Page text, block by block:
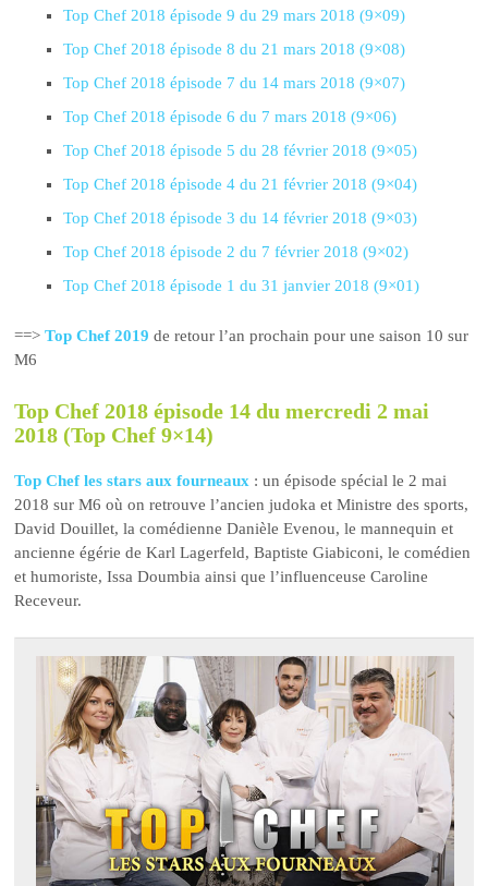
Top Chef 2018 épisode 9 du 29 mars 2018 (9×09)
Top Chef 2018 épisode 8 du 21 mars 2018 (9×08)
Top Chef 2018 épisode 7 du 14 mars 2018 (9×07)
Top Chef 2018 épisode 6 du 7 mars 2018 (9×06)
Top Chef 2018 épisode 5 du 28 février 2018 (9×05)
Top Chef 2018 épisode 4 du 21 février 2018 (9×04)
Top Chef 2018 épisode 3 du 14 février 2018 (9×03)
Top Chef 2018 épisode 2 du 7 février 2018 (9×02)
Top Chef 2018 épisode 1 du 31 janvier 2018 (9×01)
==>Top Chef 2019 de retour l’an prochain pour une saison 10 sur
M6
Top Chef 2018 épisode 14 du mercredi 2 mai
2018 (Top Chef 9×14)
Top Chef les stars aux fourneaux : un épisode spécial le 2 mai
2018 sur M6 où on retrouve l’ancien judoka et Ministre des sports,
David Douillet, la comédienne Danièle Evenou, le mannequin et
ancienne égérie de Karl Lagerfeld, Baptiste Giabiconi, le comédien
et humoriste, Issa Doumbia ainsi que l’influenceuse Caroline
Receveur.